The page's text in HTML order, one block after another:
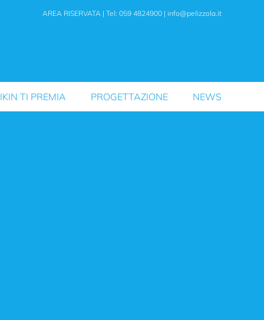
AREA RISERVATA | Tel: 059 4824900 | info@pelizzola.it
TI PREMIA PROGETTAZIONE NEWS